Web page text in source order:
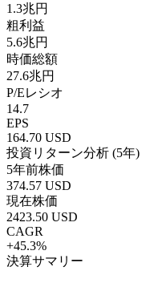
1.3兆円
粗利益
5.6兆円
時価総額
27.6兆円
P/Eレシオ
14.7
EPS
164.70 USD
投資リターン分析 (5年)
5年前株価
374.57 USD
現在株価
2423.50 USD
CAGR
+45.3%
決算サマリー